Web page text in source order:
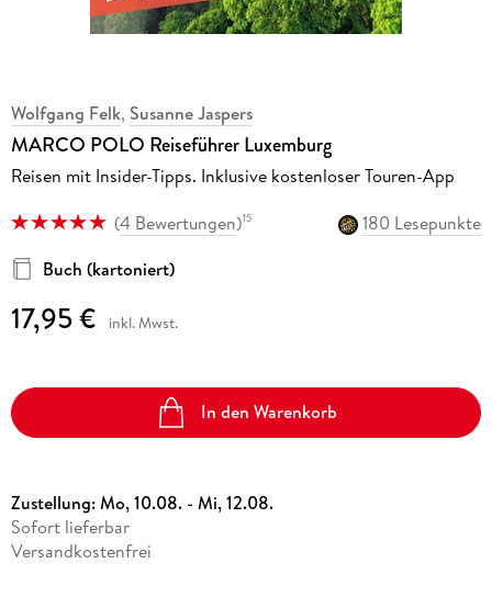
Wolfgang Felk, Susanne Jaspers
MARCO POLO Reiseführer Luxemburg
Reisen mit Insider-Tipps. Inklusive kostenloser Touren-App
(4 Bewertungen)15
180 Lesepunkte
Buch (kartoniert)
17,95 € inkl. Mwst.
In den Warenkorb
Zustellung:Mo, 10.08. - Mi, 12.08.
Sofort lieferbar
Versandkostenfrei